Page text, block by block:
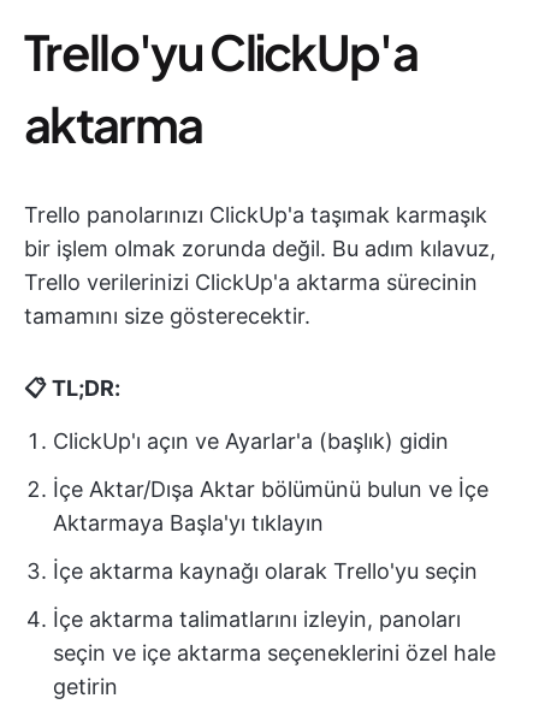
Trello'yu ClickUp'a
aktarma
Trello panolarınızı ClickUp'a taşımak karmaşık
bir işlem olmak zorunda değil. Bu adım kılavuz,
Trello verilerinizi ClickUp'a aktarma sürecinin
tamamını size gösterecektir.
📋 TL;DR:
ClickUp'ı açın ve Ayarlar'a (başlık) gidin
İçe Aktar/Dışa Aktar bölümünü bulun ve İçe
Aktarmaya Başla'yı tıklayın
İçe aktarma kaynağı olarak Trello'yu seçin
İçe aktarma talimatlarını izleyin, panoları
seçin ve içe aktarma seçeneklerini özel hale
getirin